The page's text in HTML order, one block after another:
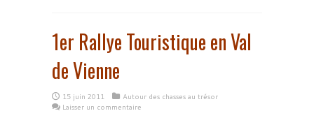
1er Rallye Touristique en Val
de Vienne
15 juin 2011
Autour des chasses au trésor
Laisser un commentaire